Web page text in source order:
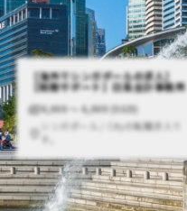
【海外でシンガポールの求人】
【税務サポート】日系会計事務所
4,000 〜 6,000 (SGD)
シンガポール / Cityの転職求人で
す。